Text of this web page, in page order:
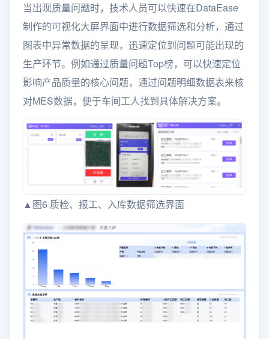
当出现质量问题时，技术人员可以快速在DataEase
制作的可视化大屏界面中进行数据筛选和分析，通过
图表中异常数据的呈现，迅速定位到问题可能出现的
生产环节。例如通过质量问题Top榜，可以快速定位
影响产品质量的核心问题，通过问题明细数据表来核
对MES数据，便于车间工人找到具体解决方案。
▲图6 质检、报工、入库数据筛选界面